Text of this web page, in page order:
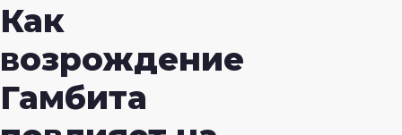
Как
возрождение
Гамбита